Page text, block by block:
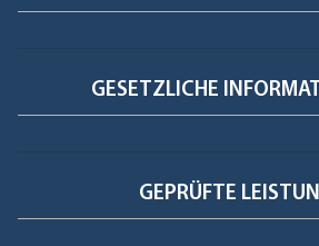
GESETZLICHE
GEPRÜFTE